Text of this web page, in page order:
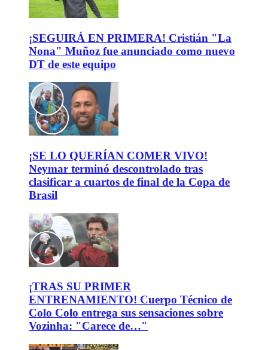
¡SEGUIRÁ EN PRIMERA! Cristián "La
Nona" Muñoz fue anunciado como nuevo
DT de este equipo
¡SE LO QUERÍAN COMER VIVO!
Neymar terminó descontrolado tras
clasificar a cuartos de final de la Copa de
Brasil
¡TRAS SU PRIMER
ENTRENAMIENTO! Cuerpo Técnico de
Colo Colo entrega sus sensaciones sobre
Vozinha: "Carece de…"